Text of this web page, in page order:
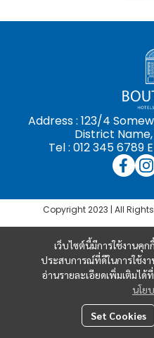
เว็บไซต์นี้มีการใช้งานคุ
ประสบการณ์ที่ดีในการใช้ง
อ่านรายละเอียดเพิ่มเติมได้ที่
นโย
Set Cookies
Address : 123/4
District
Tel : 012 345 6789
Copyright 2023 | All